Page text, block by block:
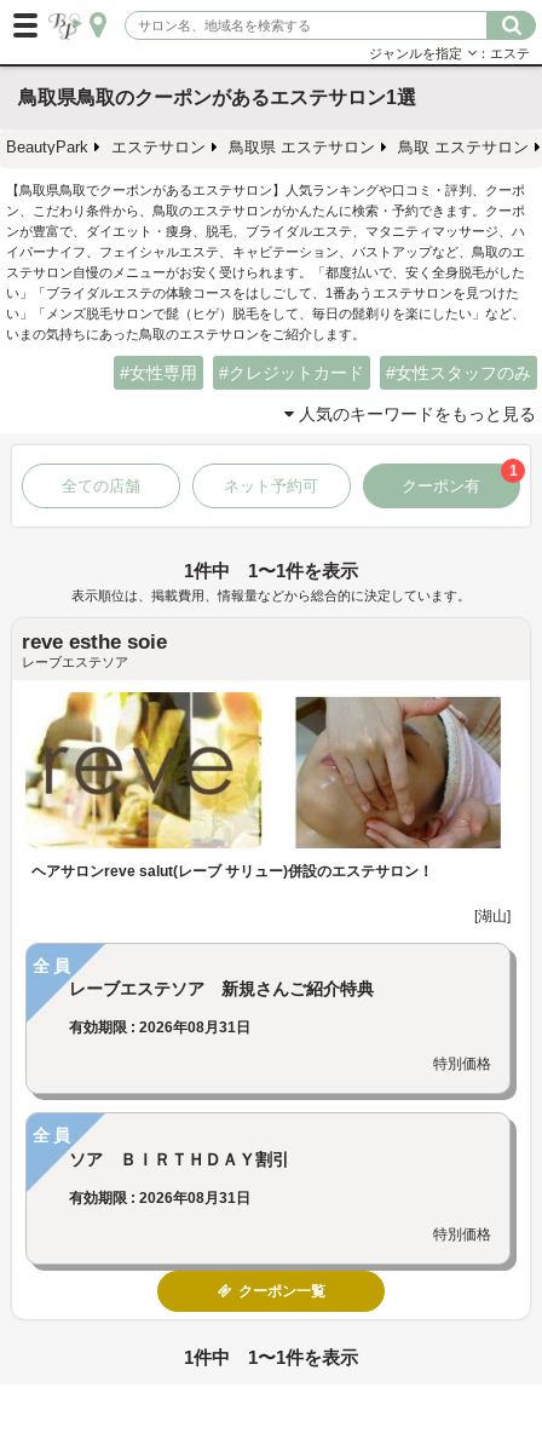
ジャンルを指定 ：エステ
鳥取県鳥取のクーポンがあるエステサロン1選
BeautyPark エステサロン 鳥取県 エステサロン 鳥取 エステサロン
【鳥取県鳥取でクーポンがあるエステサロン】人気ランキングや口コミ・評判、クーポ
ン、こだわり条件から、鳥取のエステサロンがかんたんに検索・予約できます。クーポ
ンが豊富で、ダイエット・痩身、脱毛、ブライダルエステ、マタニティマッサージ、ハ
イパーナイフ、フェイシャルエステ、キャビテーション、バストアップなど、鳥取のエ
ステサロン自慢のメニューがお安く受けられます。「都度払いで、安く全身脱毛がした
い」「ブライダルエステの体験コースをはしごして、1番あうエステサロンを見つけた
い」「メンズ脱毛サロンで髭（ヒゲ）脱毛をして、毎日の髭剃りを楽にしたい」など、
いまの気持ちにあった鳥取のエステサロンをご紹介します。
女性専用 クレジットカード 女性スタッフのみ
人気のキーワードをもっと見る
全ての店舗 ネット予約可 クーポン有
1
1件中 1〜1件を表示
表示順位は、掲載費用、情報量などから総合的に決定しています。
reve esthe soie
レーブエステソア
ヘアサロンreve salut(レーブ サリュー)併設のエステサロン！
[湖山]
全員
レーブエステソア 新規さんご紹介特典
有効期限 : 2026年08月31日
特別価格
全員
ソア ＢＩＲＴＨＤＡＹ割引
有効期限 : 2026年08月31日
特別価格
クーポン一覧
1件中 1〜1件を表示